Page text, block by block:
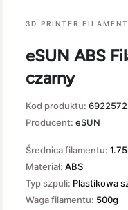
3D PRINTER
eSUN ABS
czarny
Kod produktu:
Producent: eSUN
Średnica filamentu:
Materiał: ABS
Typ szpuli: Plastikowa
Waga filamentu: 500g